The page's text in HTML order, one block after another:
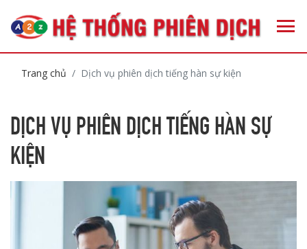
Trang chủ Dịch vụ phiên dịch tiếng hàn sự kiện
DỊCH VỤ PHIÊN DỊCH TIẾNG HÀN SỰ
KIỆN